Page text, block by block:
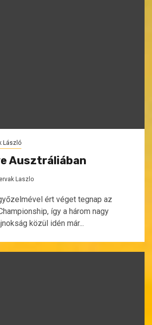
László
Ausztráliában
Laszlo
ért véget tegnap az
így a három nagy
közül idén már...